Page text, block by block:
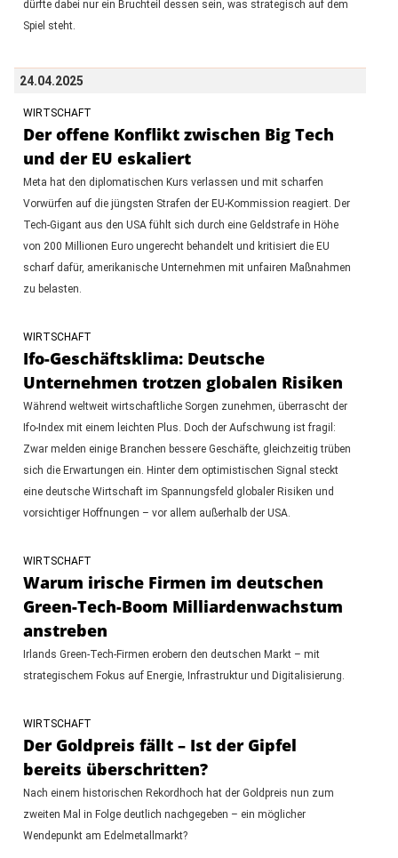
dürfte dabei nur ein Bruchteil dessen sein, was strategisch auf dem
Spiel steht.
24.04.2025
WIRTSCHAFT
Der offene Konflikt zwischen Big Tech
und der EU eskaliert
Meta hat den diplomatischen Kurs verlassen und mit scharfen
Vorwürfen auf die jüngsten Strafen der EU-Kommission reagiert. Der
Tech-Gigant aus den USA fühlt sich durch eine Geldstrafe in Höhe
von 200 Millionen Euro ungerecht behandelt und kritisiert die EU
scharf dafür, amerikanische Unternehmen mit unfairen Maßnahmen
zu belasten.
WIRTSCHAFT
Ifo-Geschäftsklima: Deutsche
Unternehmen trotzen globalen Risiken
Während weltweit wirtschaftliche Sorgen zunehmen, überrascht der
Ifo-Index mit einem leichten Plus. Doch der Aufschwung ist fragil:
Zwar melden einige Branchen bessere Geschäfte, gleichzeitig trüben
sich die Erwartungen ein. Hinter dem optimistischen Signal steckt
eine deutsche Wirtschaft im Spannungsfeld globaler Risiken und
vorsichtiger Hoffnungen – vor allem außerhalb der USA.
WIRTSCHAFT
Warum irische Firmen im deutschen
Green-Tech-Boom Milliardenwachstum
anstreben
Irlands Green-Tech-Firmen erobern den deutschen Markt – mit
strategischem Fokus auf Energie, Infrastruktur und Digitalisierung.
WIRTSCHAFT
Der Goldpreis fällt – Ist der Gipfel
bereits überschritten?
Nach einem historischen Rekordhoch hat der Goldpreis nun zum
zweiten Mal in Folge deutlich nachgegeben – ein möglicher
Wendepunkt am Edelmetallmarkt?